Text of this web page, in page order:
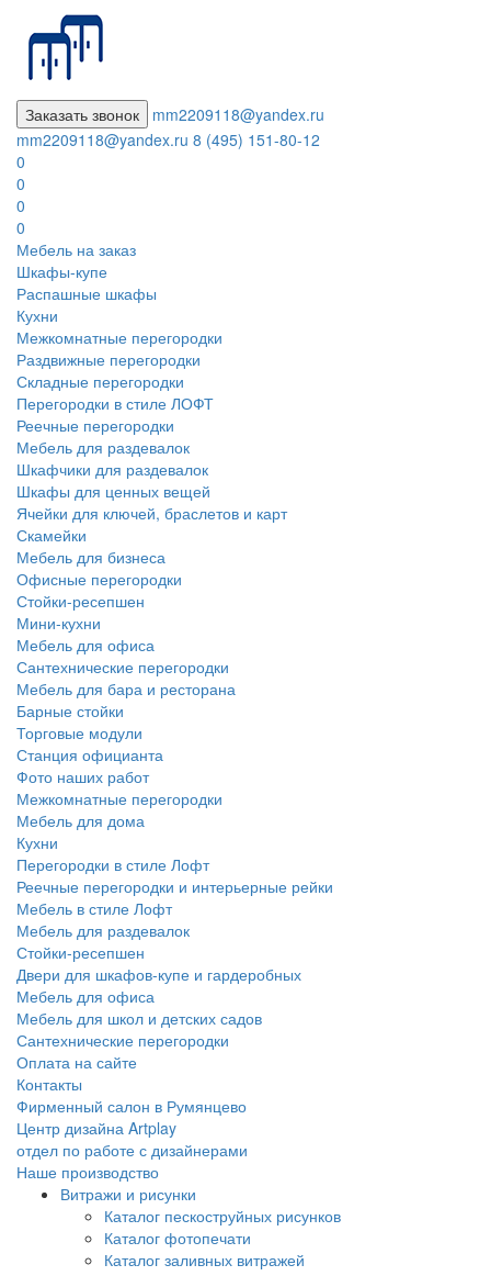
Заказать звонок
mm2209118@yandex.ru
mm2209118@yandex.ru 8 (495) 151-80-12
0
0
0
0
Мебель на заказ
Шкафы-купе
Распашные шкафы
Кухни
Межкомнатные перегородки
Раздвижные перегородки
Складные перегородки
Перегородки в стиле ЛОФТ
Реечные перегородки
Мебель для раздевалок
Шкафчики для раздевалок
Шкафы для ценных вещей
Ячейки для ключей, браслетов и карт
Скамейки
Мебель для бизнеса
Офисные перегородки
Стойки-ресепшен
Мини-кухни
Мебель для офиса
Сантехнические перегородки
Мебель для бара и ресторана
Барные стойки
Торговые модули
Станция официанта
Фото наших работ
Межкомнатные перегородки
Мебель для дома
Кухни
Перегородки в стиле Лофт
Реечные перегородки и интерьерные рейки
Мебель в стиле Лофт
Мебель для раздевалок
Стойки-ресепшен
Двери для шкафов-купе и гардеробных
Мебель для офиса
Мебель для школ и детских садов
Сантехнические перегородки
Оплата на сайте
Контакты
Фирменный салон в Румянцево
Центр дизайна Artplay
отдел по работе с дизайнерами
Наше производство
Витражи и рисунки
Каталог пескоструйных рисунков
Каталог фотопечати
Каталог заливных витражей